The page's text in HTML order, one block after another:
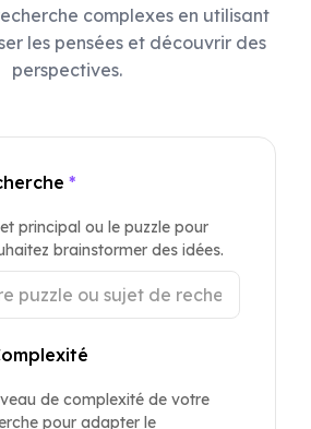
complexes en utilisant
les pensées et découvrir des
perspectives.
*
principal ou le puzzle pour
brainstormer des idées.
de complexité de votre
pour adapter le